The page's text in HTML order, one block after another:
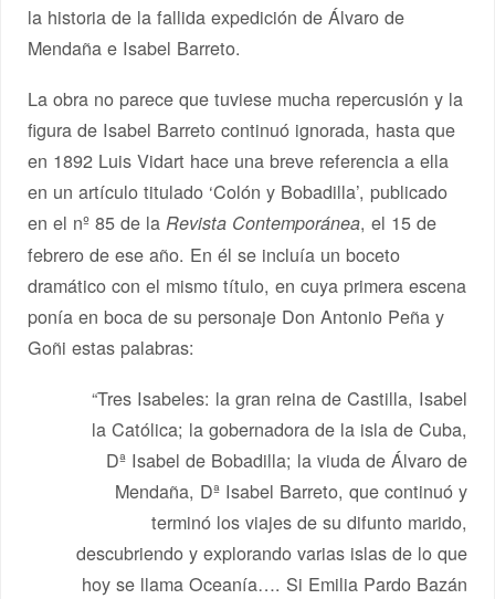
la historia de la fallida expedición de Álvaro de
Mendaña e Isabel Barreto.
La obra no parece que tuviese mucha repercusión y la
figura de Isabel Barreto continuó ignorada, hasta que
en 1892 Luis Vidart hace una breve referencia a ella
en un artículo titulado ‘Colón y Bobadilla’, publicado
en el nº 85 de laRevista Contemporánea, el 15 de
febrero de ese año. En él se incluía un boceto
dramático con el mismo título, en cuya primera escena
ponía en boca de su personaje Don Antonio Peña y
Goñi estas palabras:
“Tres Isabeles: la gran reina de Castilla, Isabel
la Católica; la gobernadora de la isla de Cuba,
Dª Isabel de Bobadilla; la viuda de Álvaro de
Mendaña, Dª Isabel Barreto, que continuó y
terminó los viajes de su difunto marido,
descubriendo y explorando varias islas de lo que
hoy se llama Oceanía…. Si Emilia Pardo Bazán